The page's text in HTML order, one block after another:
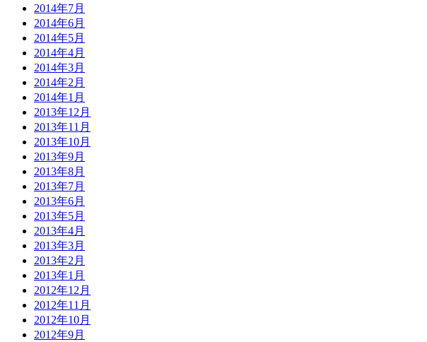
2014年7月
2014年6月
2014年5月
2014年4月
2014年3月
2014年2月
2014年1月
2013年12月
2013年11月
2013年10月
2013年9月
2013年8月
2013年7月
2013年6月
2013年5月
2013年4月
2013年3月
2013年2月
2013年1月
2012年12月
2012年11月
2012年10月
2012年9月